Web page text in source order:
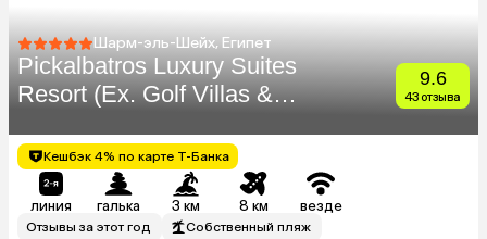
Шарм-эль-Шейх, Египет
Pickalbatros Luxury Suites
Resort (Ex. Golf Villas &
9.6
43 отзыва
Кешбэк 4% по карте Т-Банка
линия галька 3 км 8 км везде
Отзывы за этот год Собственный пляж